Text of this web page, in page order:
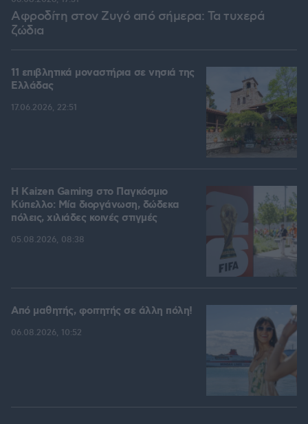
Αφροδίτη στον Ζυγό από σήμερα: Τα τυχερά
ζώδια
11 επιβλητικά μοναστήρια σε νησιά της
Ελλάδας
17.06.2026, 22:51
H Kaizen Gaming στο Παγκόσμιο
Kύπελλο: Μία διοργάνωση, δώδεκα
πόλεις, χιλιάδες κοινές στιγμές
05.08.2026, 08:38
Από μαθητής, φοιτητής σε άλλη πόλη!
06.08.2026, 10:52